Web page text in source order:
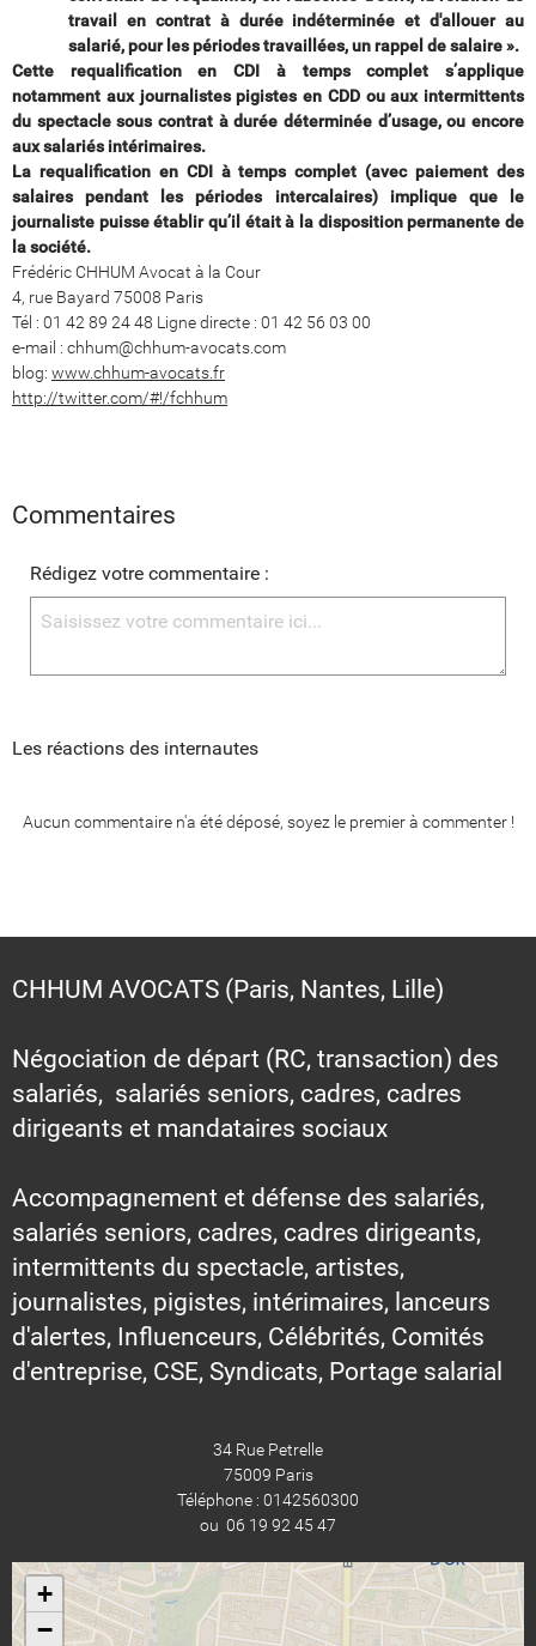
travail en contrat à durée indéterminée et d'allouer au
salarié, pour les périodes travaillées, un rappel de salaire ».
Cette requalification en CDI à temps complet s’applique
notamment aux journalistes pigistes en CDD ou aux intermittents
du spectacle sous contrat à durée déterminée d’usage, ou encore
aux salariés intérimaires.
La requalification en CDI à temps complet (avec paiement des
salaires pendant les périodes intercalaires) implique que le
journaliste puisse établir qu’il était à la disposition permanente de
la société.
Frédéric CHHUM Avocat à la Cour
4, rue Bayard 75008 Paris
Tél : 01 42 89 24 48 Ligne directe : 01 42 56 03 00
e-mail : chhum@chhum-avocats.com
blog: www.chhum-avocats.fr
http://twitter.com/#!/fchhum
Commentaires
Rédigez votre commentaire :
Les réactions des internautes
Aucun commentaire n'a été déposé, soyez le premier à commenter !
CHHUM AVOCATS (Paris, Nantes, Lille)
Négociation de départ (RC, transaction) des
salariés, salariés seniors, cadres, cadres
dirigeants et mandataires sociaux
Accompagnement et défense des salariés,
salariés seniors, cadres, cadres dirigeants,
intermittents du spectacle, artistes,
journalistes, pigistes, intérimaires, lanceurs
d'alertes, Influenceurs, Célébrités, Comités
d'entreprise, CSE, Syndicats, Portage salarial
34 Rue Petrelle
75009 Paris
Téléphone : 0142560300
ou 06 19 92 45 47
+
−